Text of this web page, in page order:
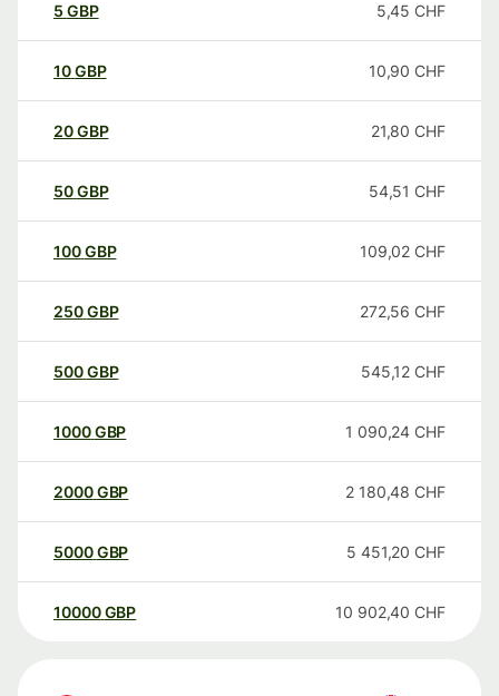
5 GBP 5,45 CHF
10GBP 10,90 CHF
20GBP 21,80 CHF
50GBP 54,51 CHF
100GBP 109,02 CHF
250GBP 272,56 CHF
500GBP 545,12 CHF
1000GBP 1 090,24 CHF
2000GBP 2 180,48 CHF
5000GBP 5 451,20 CHF
10000 GBP 10 902,40 CHF